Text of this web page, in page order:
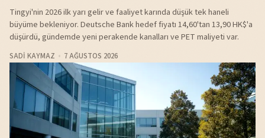
Tingyi'nin 2026 ilk yarı gelir ve faaliyet karında düşük tek haneli
büyüme bekleniyor. Deutsche Bank hedef fiyatı 14,60'tan 13,90 HK$'a
düşürdü, gündemde yeni perakende kanalları ve PET maliyeti var.
SADI KAYMAZ 7 AĞUSTOS 2026